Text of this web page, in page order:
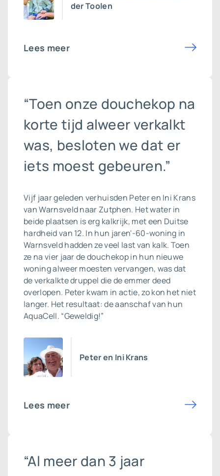
der Toolen
Lees meer
“Toen onze douchekop na
korte tijd alweer verkalkt
was, besloten we dat er
iets moest gebeuren.”
Vijf jaar geleden verhuisden Peter en Ini Krans
van Warnsveld naar Zutphen. Het water in
beide plaatsen is erg kalkrijk, met een Duitse
hardheid van 12. In hun jaren'-60-woning in
Warnsveld hadden ze veel last van kalk. Toen
ze na vier jaar de douchekop in hun nieuwe
woning alweer moesten vervangen, was dat
de verkalkte druppel die de emmer deed
overlopen. Peter kwam in actie, zo kon het niet
langer. Het resultaat: de aanschaf van hun
AquaCell. “Geweldig!”
Peter en Ini Krans
Lees meer
“Al meer dan 3 jaar